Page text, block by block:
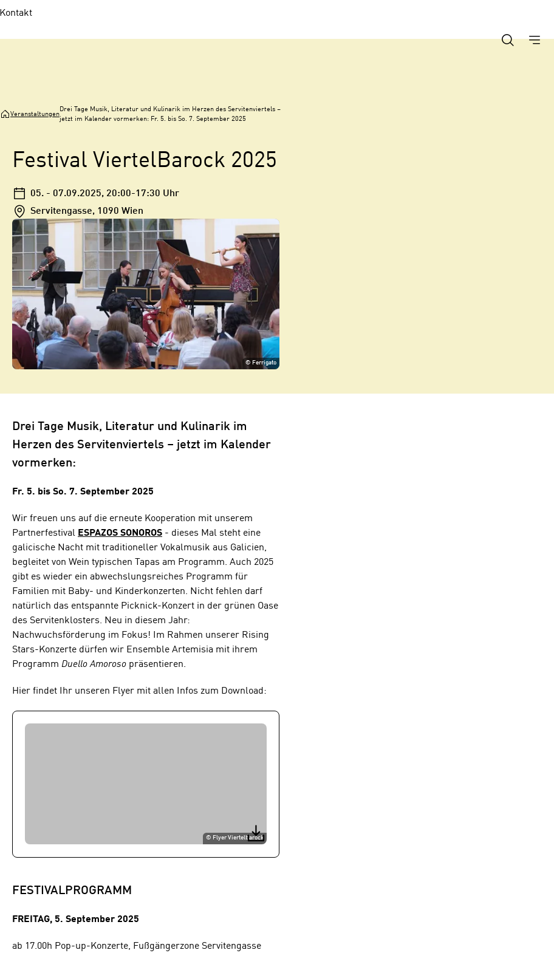
Kontakt
Veranstaltungen
Drei Tage Musik, Literatur und Kulinarik im Herzen des Servitenviertels –
jetzt im Kalender vormerken: Fr. 5. bis So. 7. September 2025
Festival ViertelBarock 2025
05. - 07.09.2025, 20:00-17:30 Uhr
Servitengasse, 1090 Wien
© Ferrigato
Drei Tage Musik, Literatur und Kulinarik im
Herzen des Servitenviertels – jetzt im Kalender
vormerken:
Fr. 5. bis So. 7. September 2025
Wir freuen uns auf die erneute Kooperation mit unserem
Partnerfestival ESPAZOS SONOROS - dieses Mal steht eine
galicische Nacht mit traditioneller Vokalmusik aus Galicien,
begleitet von Wein typischen Tapas am Programm. Auch 2025
gibt es wieder ein abwechslungsreiches Programm für
Familien mit Baby- und Kinderkonzerten. Nicht fehlen darf
natürlich das entspannte Picknick-Konzert in der grünen Oase
des Servitenklosters. Neu in diesem Jahr:
Nachwuchsförderung im Fokus! Im Rahmen unserer Rising
Stars-Konzerte dürfen wir Ensemble Artemisia mit ihrem
Programm Duello Amoroso präsentieren.
Hier findet Ihr unseren Flyer mit allen Infos zum Download:
© Flyer Viertelbarock
FESTIVALPROGRAMM
FREITAG, 5. September 2025
ab 17.00h Pop-up-Konzerte, Fußgängerzone Servitengasse